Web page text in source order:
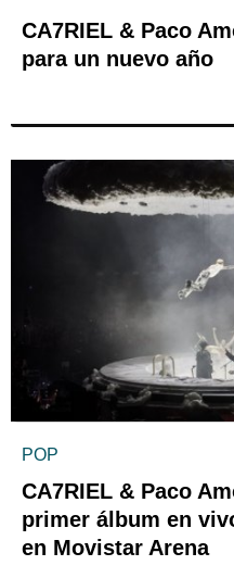
CA7RIEL & Paco
para un nuevo año
POP
CA7RIEL & Paco
primer álbum en
en Movistar Arena